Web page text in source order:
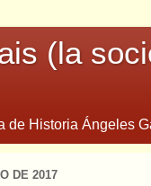
(la
de Historia Ángeles
DE 2017